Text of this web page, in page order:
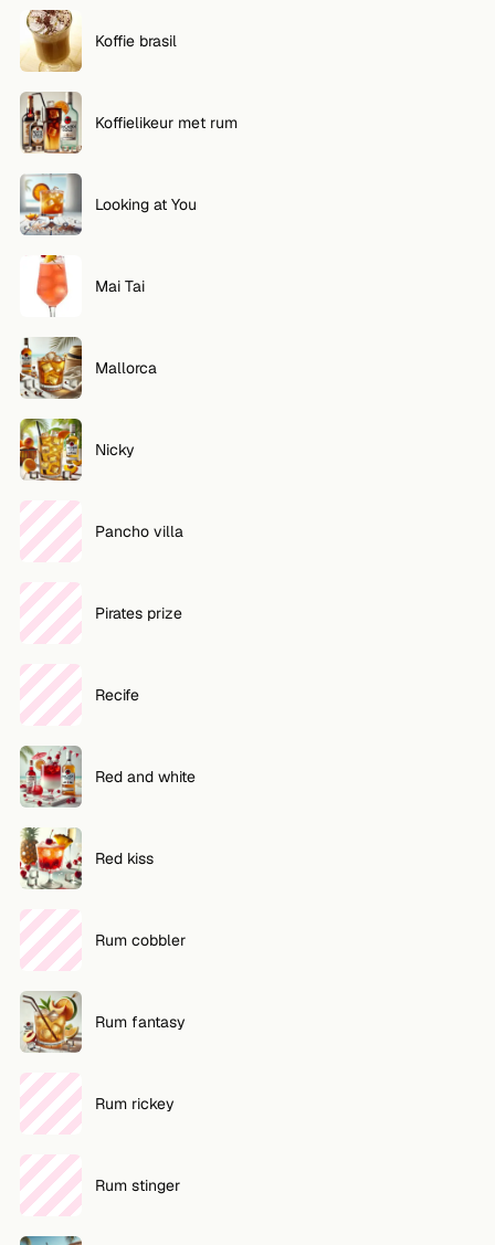
Koffie brasil
Koffielikeur met rum
Looking at You
Mai Tai
Mallorca
Nicky
Pancho villa
Pirates prize
Recife
Red and white
Red kiss
Rum cobbler
Rum fantasy
Rum rickey
Rum stinger